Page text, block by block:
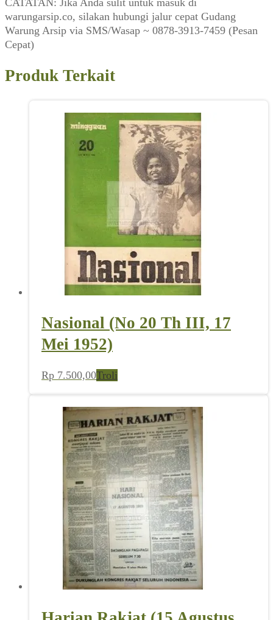
warungarsip.co, silakan hubungi jalur cepat Gudang
Warung Arsip via SMS/Wasap ~ 0878-3913-7459 (Pesan
Cepat)
Produk Terkait
Nasional (No 20 Th III, 17
Mei 1952)
Rp 7.500,00Troli